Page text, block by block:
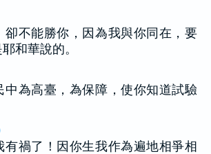
卻不能勝你，因為我與你同在，要
和華說的。
中為高臺，為保障，使你知道試驗
有禍了！因你生我作為遍地相爭相